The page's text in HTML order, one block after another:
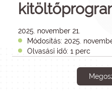
2025. november 21.
Módosítás: 2025.
Olvasási idő: 1 perc